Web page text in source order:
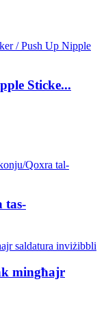
Sticke...
tas-
mingħajr